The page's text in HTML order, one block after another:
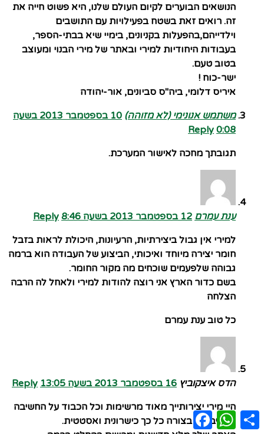
הנושאים הבוערים לקיום העולם שלנו, היא פשוט חייה את
זה. רואים זאת בשטח בפעילויות עם התושבים
וילדייהם,בהפעלות בקניונים, בימיי שיא בבתי-הספר,
בעבודות היחודיות למירי ובאתר של מירי הבנוי ומעוצב
בטוב טעם.
ישר-כוח !
איריס דלומי, ביה"ס סביונים, אור-יהודה
משתמש אנונימי (לא מזוהה)
10 בספטמבר 2013 בשעה
0:08
Reply
תגובתך מחכה לאישור המערכת.
ענת עמרם 12 בספטמבר 2013 בשעה 8:46
Reply
למירי אין גבול ביצירתיות, הרעיונות, היכולת לראות בזבל
חומר יצירה מיוחד ואיכותי, הביצוע של העבודה הוא ברמה
גבוהה שלפעמים שוכחים מה מקור החומר.
בשם כדור הארץ אני רוצה להודות למירי ולאחל לה הרבה
הצלחה
כל טוב ענת עמרם
הדס איצקוביץ 16 בספטמבר 2013 בשעה 13:05
Reply
היי מירי יצירותייך מאוד מרשימות וכל הכבוד על החשיבה
הסביבתית בצורה כל כך כישרונית ואסטטית.
Facebook
WhatsAppShare